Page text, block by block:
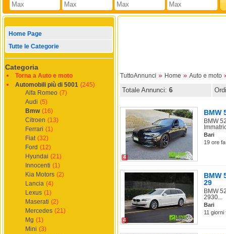
Home Page
Tutte le Categorie
Categoria
Torna a Auto e moto
Automobili più di 5001 (245)
Alfa Romeo (7)
Audi (5)
Bmw (16)
Citroen (13)
Ferrari (1)
Fiat (32)
Ford (12)
Hyundai (21)
Innocenti (1)
Kia Motors (2)
Lancia (4)
Lexus (1)
Maserati (2)
Mercedes (21)
Mg (1)
Mini (3)
TuttoAnnunci » Home » Auto e moto
Totale Annunci: 6
4
BMW
BMW
Bari
19 ore
4
BMW
29
BMW
2930...
Bari
11 giorni